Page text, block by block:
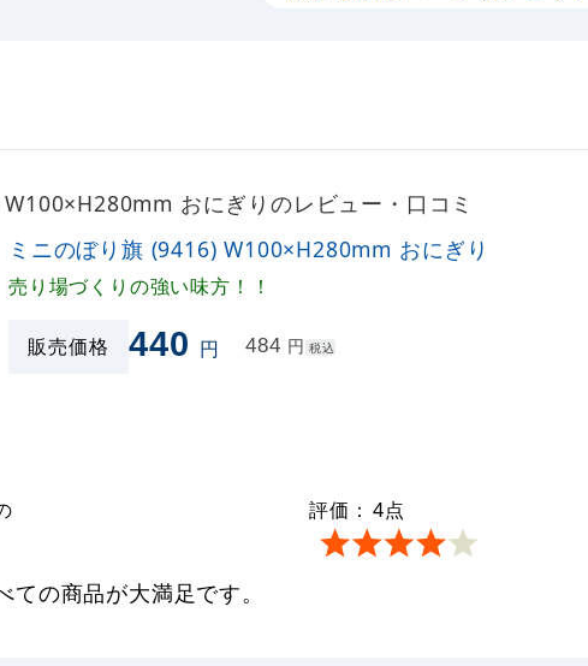
おにぎりのレビュー・口コミ
ミニのぼり旗 (9416) W100×H280mm おにぎり
売り場づくりの強い味方！！
販売価格 440 円 484 円 税込
評価： 4点
の商品が大満足です。